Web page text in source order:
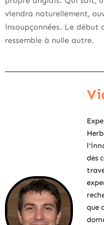
viendra naturellement,
insoupçonnées. Le début
ressemble à nulle autre.
des
que